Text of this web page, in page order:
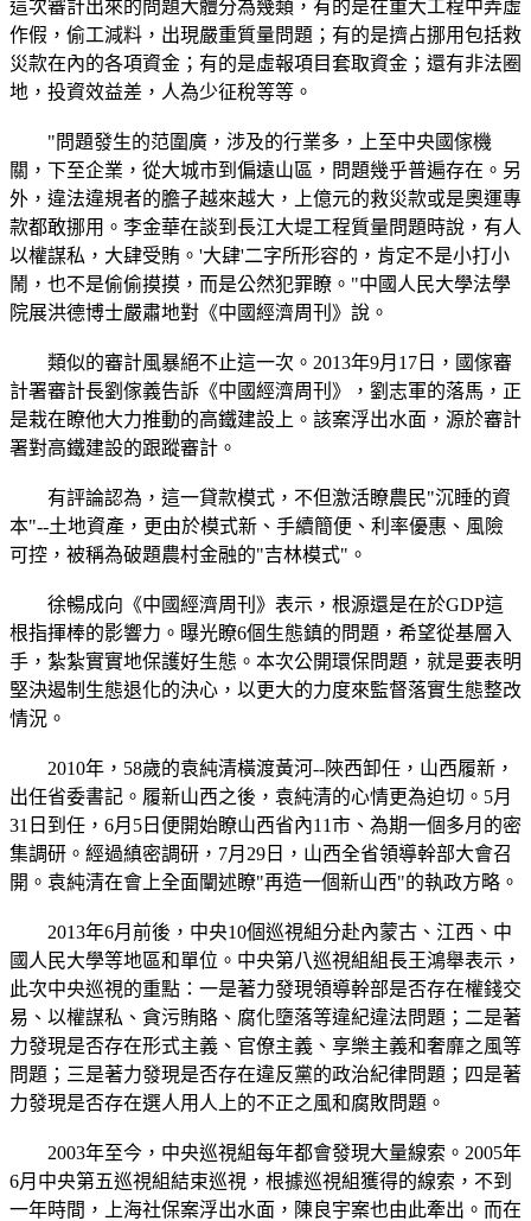
這次審計出來的問題大體分為幾類，有的是在重大工程中弄虛
作假，偷工減料，出現嚴重質量問題；有的是擠占挪用包括救
災款在內的各項資金；有的是虛報項目套取資金；還有非法圈
地，投資效益差，人為少征稅等等。
"問題發生的范圍廣，涉及的行業多，上至中央國傢機
關，下至企業，從大城市到偏遠山區，問題幾乎普遍存在。另
外，違法違規者的膽子越來越大，上億元的救災款或是奧運專
款都敢挪用。李金華在談到長江大堤工程質量問題時說，有人
以權謀私，大肆受賄。'大肆'二字所形容的，肯定不是小打小
鬧，也不是偷偷摸摸，而是公然犯罪瞭。"中國人民大學法學
院展洪德博士嚴肅地對《中國經濟周刊》說。
類似的審計風暴絕不止這一次。2013年9月17日，國傢審
計署審計長劉傢義告訴《中國經濟周刊》，劉志軍的落馬，正
是栽在瞭他大力推動的高鐵建設上。該案浮出水面，源於審計
署對高鐵建設的跟蹤審計。
有評論認為，這一貸款模式，不但激活瞭農民"沉睡的資
本"--土地資產，更由於模式新、手續簡便、利率優惠、風險
可控，被稱為破題農村金融的"吉林模式"。
徐暢成向《中國經濟周刊》表示，根源還是在於GDP這
根指揮棒的影響力。曝光瞭6個生態鎮的問題，希望從基層入
手，紮紮實實地保護好生態。本次公開環保問題，就是要表明
堅決遏制生態退化的決心，以更大的力度來監督落實生態整改
情況。
2010年，58歲的袁純清橫渡黃河--陜西卸任，山西履新，
出任省委書記。履新山西之後，袁純清的心情更為迫切。5月
31日到任，6月5日便開始瞭山西省內11市、為期一個多月的密
集調研。經過縝密調研，7月29日，山西全省領導幹部大會召
開。袁純清在會上全面闡述瞭"再造一個新山西"的執政方略。
2013年6月前後，中央10個巡視組分赴內蒙古、江西、中
國人民大學等地區和單位。中央第八巡視組組長王鴻舉表示，
此次中央巡視的重點：一是著力發現領導幹部是否存在權錢交
易、以權謀私、貪污賄賂、腐化墮落等違紀違法問題；二是著
力發現是否存在形式主義、官僚主義、享樂主義和奢靡之風等
問題；三是著力發現是否存在違反黨的政治紀律問題；四是著
力發現是否存在選人用人上的不正之風和腐敗問題。
2003年至今，中央巡視組每年都會發現大量線索。2005年
6月中央第五巡視組結束巡視，根據巡視組獲得的線索，不到
一年時間，上海社保案浮出水面，陳良宇案也由此牽出。而在